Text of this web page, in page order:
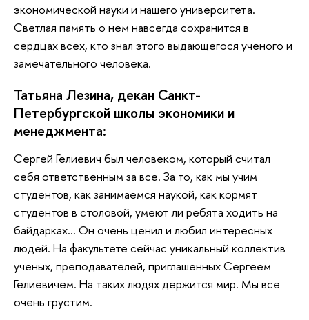
экономической науки и нашего университета.
Светлая память о нем навсегда сохранится в
сердцах всех, кто знал этого выдающегося ученого и
замечательного человека.
Татьяна Лезина, декан Санкт-
Петербургской школы экономики и
менеджмента:
Сергей Гелиевич был человеком, который считал
себя ответственным за все. За то, как мы учим
студентов, как занимаемся наукой, как кормят
студентов в столовой, умеют ли ребята ходить на
байдарках… Он очень ценил и любил интересных
людей. На факультете сейчас уникальный коллектив
ученых, преподавателей, приглашенных Сергеем
Гелиевичем. На таких людях держится мир. Мы все
очень грустим.